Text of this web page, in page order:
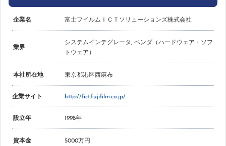
企業名 富士フイルムＩＣＴソリューションズ株式会社
業界
システムインテグレータ, ベンダ（ハードウェア・ソフ
トウェア）
本社所在地 東京都港区西麻布
企業サイト http://fict.fujifilm.co.jp/
設立年 1998年
資本金 5000万円